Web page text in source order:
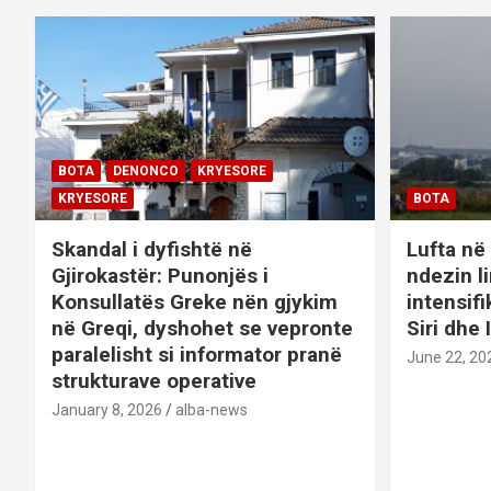
BOTA DENONCO
KRYESORE
KRYESORE
Skandal i dyfishtë në
Gjirokastër: Punonjës i
Konsullatës Greke nën gjykim
në Greqi, dyshohet se vepronte
paralelisht si informator pranë
strukturave operative
January 8, 2026 alba-news
BOTA
Lufta
ndezin
Siri dhe
June 22,